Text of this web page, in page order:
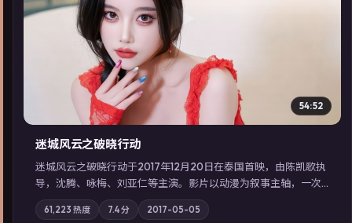
▶
54:52
迷城风云之破晓行动
迷城风云之破晓行动于2017年12月20日在泰国首映，由陈凯歌执
导，沈腾、咏梅、刘亚仁等主演。影片以动漫为叙事主轴，一次
普通通勤演变成全城关注的生死营救；摄影与配乐强化地域气
质；站内亦可通过「国产免费观看高清电视剧在线看」延展检索
61,223 热度 7.4分 2017-05-05